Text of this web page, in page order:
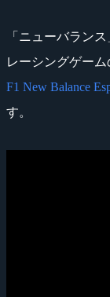
「ニューバラン
レーシングゲーム
F1 New Balance
す。